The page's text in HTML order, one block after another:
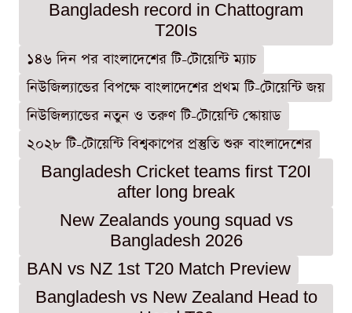
Bangladesh record in Chattogram
T20Is
১৪৬ দিন পর বাংলাদেশের টি-টোয়েন্টি ম্যাচ
নিউজিল্যান্ডের বিপক্ষে বাংলাদেশের প্রথম টি-টোয়েন্টি জয়
নিউজিল্যান্ডের নতুন ও তরুণ টি-টোয়েন্টি স্কোয়াড
২০২৮ টি-টোয়েন্টি বিশ্বকাপের প্রস্তুতি শুরু বাংলাদেশের
Bangladesh Cricket teams first T20I
after long break
New Zealands young squad vs
Bangladesh 2026
BAN vs NZ 1st T20 Match Preview
Bangladesh vs New Zealand Head to